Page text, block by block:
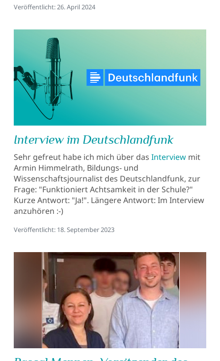
Details
Veröffentlicht: 26. April 2024
Interview im Deutschlandfunk
Sehr gefreut habe ich mich über das Interview mit
Armin Himmelrath, Bildungs- und
Wissenschaftsjournalist des Deutschlandfunk, zur
Frage: "Funktioniert Achtsamkeit in der Schule?"
Kurze Antwort: "Ja!". Längere Antwort: Im Interview
anzuhören :-)
Details
Veröffentlicht: 18. September 2023